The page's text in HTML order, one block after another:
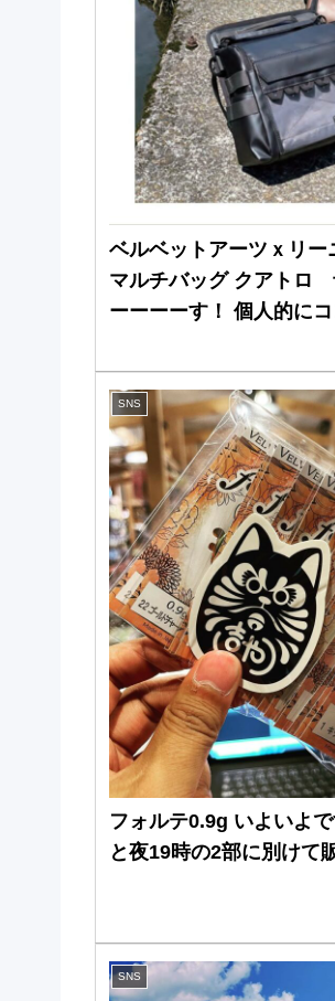
ベルベットアーツｘリー
マルチバッグ クアトロ
ーーーーす！ 個人的に
SNS
フォルテ0.9g いよいよ
と夜19時の2部に別けて
SNS